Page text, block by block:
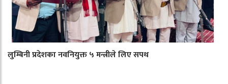
लुम्बिनी प्रदेशका नवनियुक्त ५ मन्त्रीले लिए सपथ